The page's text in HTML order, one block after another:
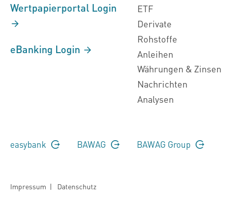
Wertpapierportal Login
eBanking Login
ETF
Derivate
Rohstoffe
Anleihen
Währungen & Zinsen
Nachrichten
Analysen
easybank BAWAG BAWAG Group
Impressum | Datenschutz